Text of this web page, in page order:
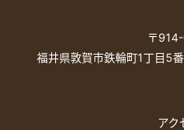
〒
福井県敦賀市鉄輪町1丁目5
アク